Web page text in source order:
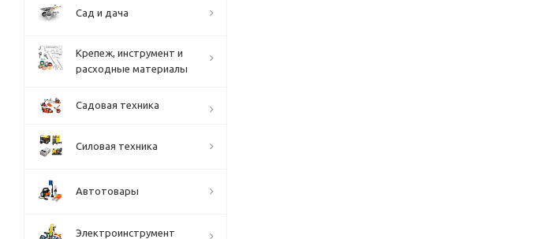
Сад и дача
Крепеж, инструмент и
расходные материалы
Садовая техника
Силовая техника
Автотовары
Электроинструмент